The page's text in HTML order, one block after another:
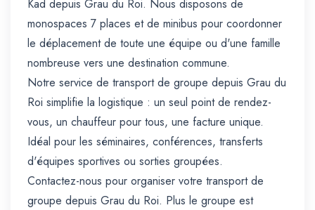
Kad depuis Grau du Roi. Nous disposons de
monospaces 7 places et de minibus pour coordonner
le déplacement de toute une équipe ou d'une famille
nombreuse vers une destination commune.
Notre service de transport de groupe depuis Grau du
Roi simplifie la logistique : un seul point de rendez-
vous, un chauffeur pour tous, une facture unique.
Idéal pour les séminaires, conférences, transferts
d'équipes sportives ou sorties groupées.
Contactez-nous pour organiser votre transport de
groupe depuis Grau du Roi. Plus le groupe est